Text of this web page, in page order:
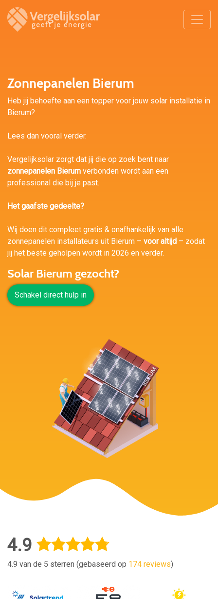
Zonnepanelen Bierum
Heb jij behoefte aan een topper voor jouw solar installatie in
Bierum?
Lees dan vooral verder.
Vergelijksolar zorgt dat jij die op zoek bent naar
zonnepanelen Bierum verbonden wordt aan een
professional die bij je past.
Het gaafste gedeelte?
Wij doen dit compleet gratis & onafhankelijk van alle
zonnepanelen installateurs uit Bierum – voor altijd – zodat
jij het beste geholpen wordt in 2026 en verder.
Solar Bierum gezocht?
Schakel direct hulp in
4.9
4.9 van de 5 sterren (gebaseerd op 174 reviews)